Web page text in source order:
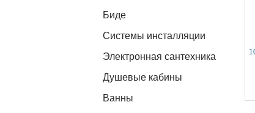
Биде
Системы инсталляции
Электронная сантехника
Душевые кабины
Ванны
100x100x220 Niagara
(NG-1909-01) С
акрил, Поддон
55 300 ₽